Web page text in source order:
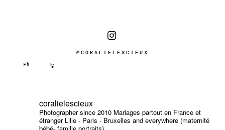
@CORALIELESCIEUX
coralielescieux
Photographer since 2010 Mariages partout en France et
étranger Lille - Paris - Bruxelles and everywhere (maternité